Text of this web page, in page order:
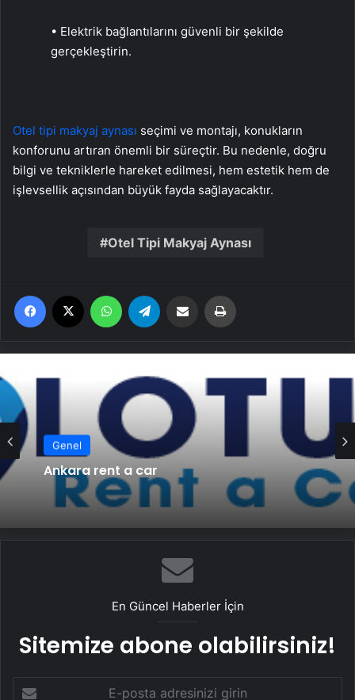
• Elektrik bağlantılarını güvenli bir şekilde
gerçekleştirin.
Otel tipi makyaj aynası seçimi ve montajı, konukların
konforunu artıran önemli bir süreçtir. Bu nedenle, doğru
bilgi ve tekniklerle hareket edilmesi, hem estetik hem de
işlevsellik açısından büyük fayda sağlayacaktır.
Otel Tipi Makyaj Aynası
Facebook WhatsApp Email'den paylaş
Genel
Ankara rent a car
Genel
En Güncel Haberler İçin
Sitemize abone olabilirsiniz!